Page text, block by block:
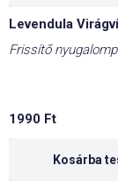
Levendula
Frissítő
1990 Ft
Kosárba